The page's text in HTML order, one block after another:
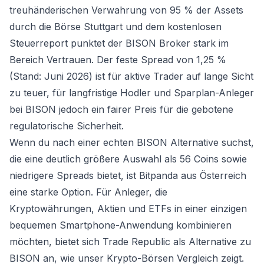
treuhänderischen Verwahrung von 95 % der Assets
durch die Börse Stuttgart und dem kostenlosen
Steuerreport punktet der BISON Broker stark im
Bereich Vertrauen. Der feste Spread von 1,25 %
(Stand: Juni 2026) ist für aktive Trader auf lange Sicht
zu teuer, für langfristige Hodler und Sparplan-Anleger
bei BISON jedoch ein fairer Preis für die gebotene
regulatorische Sicherheit.
Wenn du nach einer echten BISON Alternative suchst,
die eine deutlich größere Auswahl als 56 Coins sowie
niedrigere Spreads bietet, ist Bitpanda aus Österreich
eine starke Option. Für Anleger, die
Kryptowährungen, Aktien und ETFs in einer einzigen
bequemen Smartphone-Anwendung kombinieren
möchten, bietet sich Trade Republic als Alternative zu
BISON an, wie unser Krypto-Börsen Vergleich zeigt.